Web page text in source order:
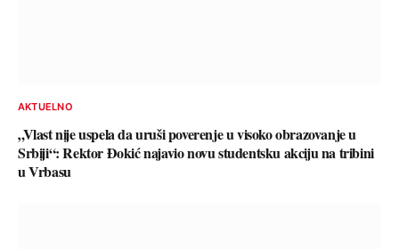
AKTUELNO
„Vlast nije uspela da uruši poverenje u visoko obrazovanje u
Srbiji“: Rektor Đokić najavio novu studentsku akciju na tribini
u Vrbasu